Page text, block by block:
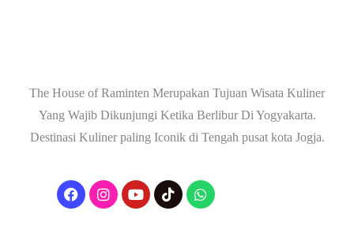
The House of Raminten Merupakan Tujuan Wisata Kuliner
Yang Wajib Dikunjungi Ketika Berlibur Di Yogyakarta.
Destinasi Kuliner paling Iconik di Tengah pusat kota Jogja.